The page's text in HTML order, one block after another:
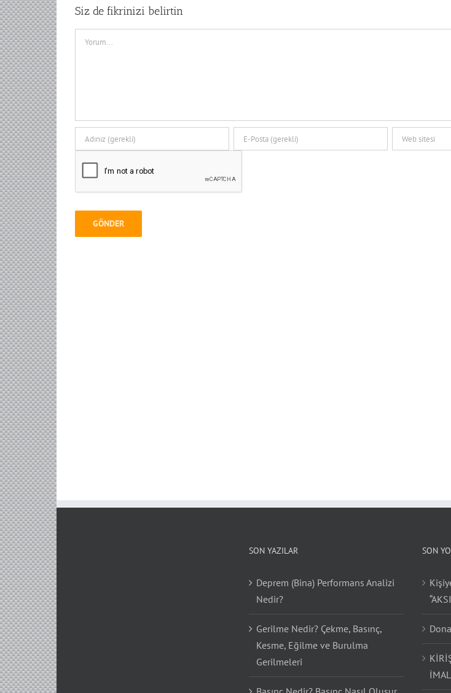
Siz de fikrinizi belirtin
Comment
SON YAZILAR
Deprem (Bina) Performans Analizi
Nedir?
Gerilme Nedir? Çekme, Basınç,
Kesme, Eğilme ve Burulma
Gerilmeleri
SON